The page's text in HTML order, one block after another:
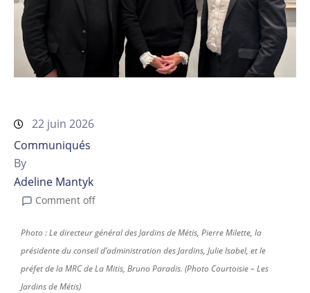
22 juin 2026
Communiqués
By
Adeline Mantyk
Comment off
Photo : Le directeur général des Jardins de Métis, Pierre Milette, la
présidente du conseil d’administration des Jardins, Julie Isabel, et le
préfet de la MRC de La Mitis, Bruno Paradis. (Photo Courtoisie – Les
Jardins de Métis)